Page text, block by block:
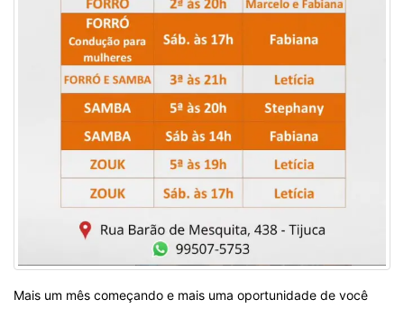
Mais um mês começando e mais uma oportunidade de você